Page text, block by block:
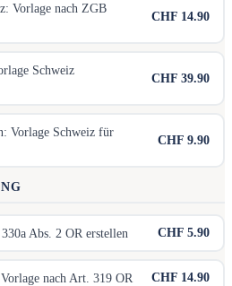
Vorlage nach ZGB
CHF 14.90
Schweiz
CHF 39.90
Vorlage Schweiz für
CHF 9.90
Abs. 2 OR erstellen CHF 5.90
nach Art. 319 OR CHF 14.90